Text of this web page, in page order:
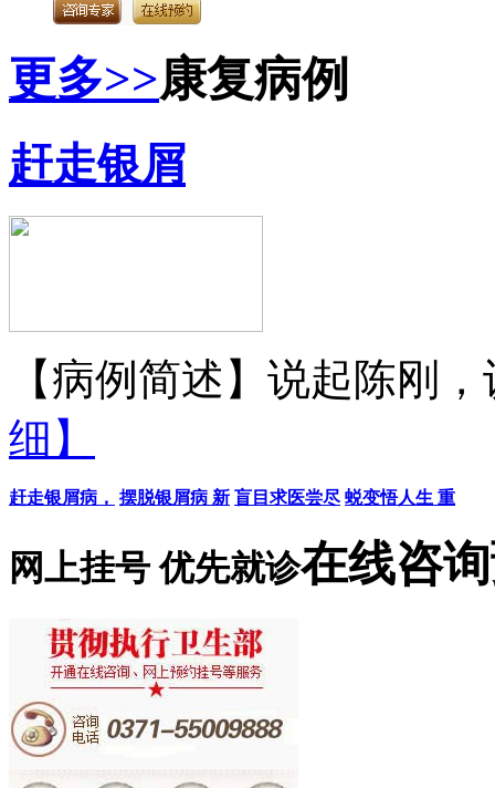
更多>>康复病例
赶走银屑
【病例简述】说起陈刚
细】
赶走银屑病， 摆脱银屑病 新 盲目求医尝尽 蜕变悟人生 重
网上挂号 优先就诊在线咨